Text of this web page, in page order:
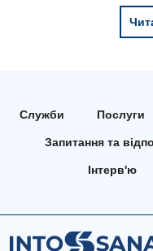
Травматологічне
Служби Послуги
Запитання та
Інтерв'ю